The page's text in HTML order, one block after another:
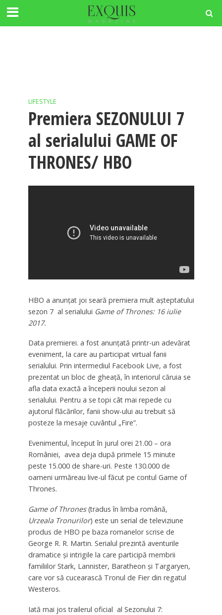
LIFESTYLE
Premiera SEZONULUI 7
al serialului GAME OF
THRONES/ HBO
HBO a anunțat joi seară premiera mult așteptatului
sezon 7 al serialului Game of Thrones: 16 iulie
2017.
Data premierei. a fost anunțată printr-un adevărat
eveniment, la care au participat virtual fanii
serialului. Prin intermediul Facebook Live, a fost
prezentat un bloc de gheață, în interiorul căruia se
afla data exactă a începerii noului sezon al
serialului. Pentru a se topi cât mai repede cu
ajutorul flăcărilor, fanii show-ului au trebuit să
posteze la mesaje cuvântul „Fire”.
Evenimentul, început în jurul orei 21.00 – ora
României, avea deja după primele 15 minute
peste 15.000 de share-uri. Peste 130.000 de
oameni urmăreau live-ul făcut pe contul Game of
Thrones.
Game of Thrones(tradus în limba română,
Urzeala Tronurilor) este un serial de televiziune
produs de HBO pe baza romanelor scrise de
George R. R. Martin. Serialul prezintă aventurile
dramatice şi intrigile la care participă membrii
familiilor Stark, Lannister, Baratheon şi Targaryen,
care vor să cucearască Tronul de Fier din regatul
Westeros.
Iată mai jos trailerul oficial al Sezonului 7: